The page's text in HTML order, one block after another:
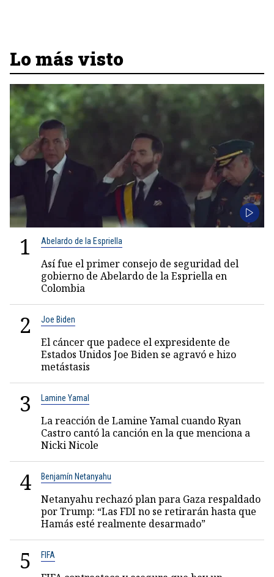
Lo más visto
1 Abelardo de la Espriella
Así fue el primer consejo de seguridad del
gobierno de Abelardo de la Espriella en
Colombia
2 Joe Biden
El cáncer que padece el expresidente de
Estados Unidos Joe Biden se agravó e hizo
metástasis
3 Lamine Yamal
La reacción de Lamine Yamal cuando Ryan
Castro cantó la canción en la que menciona a
Nicki Nicole
4 Benjamín Netanyahu
Netanyahu rechazó plan para Gaza respaldado
por Trump: “Las FDI no se retirarán hasta que
Hamás esté realmente desarmado”
5 FIFA